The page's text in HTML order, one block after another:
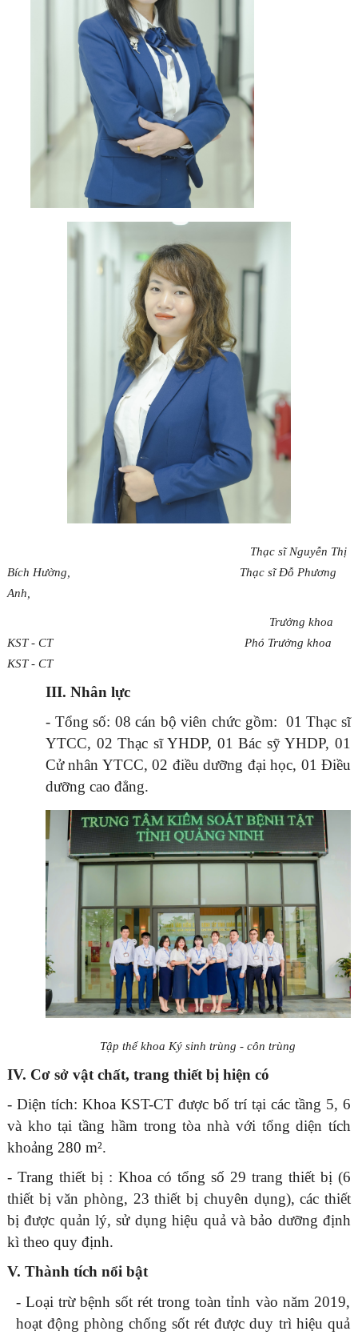
Thạc sĩ Nguyễn Thị
Bích Hường, Thạc sĩ Đỗ Phương
Anh,
Trưởng khoa
KST - CT Phó Trưởng khoa
KST - CT
III. Nhân lực
- Tổng số: 08 cán bộ viên chức gồm: 01 Thạc sĩ
YTCC, 02 Thạc sĩ YHDP, 01 Bác sỹ YHDP, 01
Cử nhân YTCC, 02 điều dưỡng đại học, 01 Điều
dưỡng cao đẳng.
Tập thể khoa Ký sinh trùng - côn trùng
IV. Cơ sở vật chất, trang thiết bị hiện có
- Diện tích: Khoa KST-CT được bố trí tại các tầng 5, 6
và kho tại tầng hầm trong tòa nhà với tổng diện tích
khoảng 280 m².
- Trang thiết bị : Khoa có tổng số 29 trang thiết bị (6
thiết bị văn phòng, 23 thiết bị chuyên dụng), các thiết
bị được quản lý, sử dụng hiệu quả và bảo dưỡng định
kì theo quy định.
V. Thành tích nổi bật
- Loại trừ bệnh sốt rét trong toàn tỉnh vào năm 2019,
hoạt động phòng chống sốt rét được duy trì hiệu quả